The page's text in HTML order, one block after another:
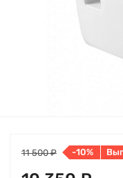
11 500 ₽ -10%